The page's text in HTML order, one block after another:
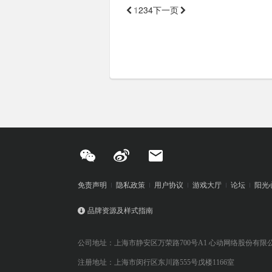
 1234下一页
免责声明 隐私政策 用户协议 游戏大厅 论坛 阳光
品牌资源及样式指南
公司地址：上海市静安区万荣路700号A1 心动网络股份有限
注册地址：上海市闵行区东川路555号戊楼1166室